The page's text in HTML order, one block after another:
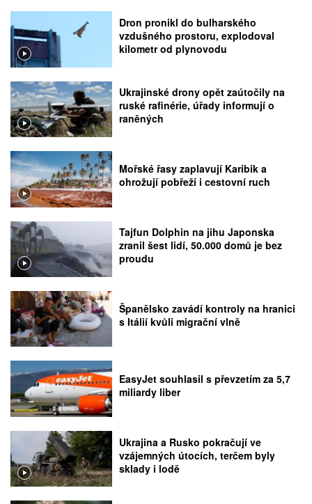
Dron pronikl do bulharského
vzdušného prostoru, explodoval
kilometr od plynovodu
Ukrajinské drony opět zaútočily na
ruské rafinérie, úřady informují o
raněných
Mořské řasy zaplavují Karibik a
ohrožují pobřeží i cestovní ruch
Tajfun Dolphin na jihu Japonska
zranil šest lidí, 50.000 domů je bez
proudu
Španělsko zavádí kontroly na hranici
s Itálií kvůli migrační vlně
EasyJet souhlasil s převzetím za 5,7
miliardy liber
Ukrajina a Rusko pokračují ve
vzájemných útocích, terčem byly
sklady i lodě